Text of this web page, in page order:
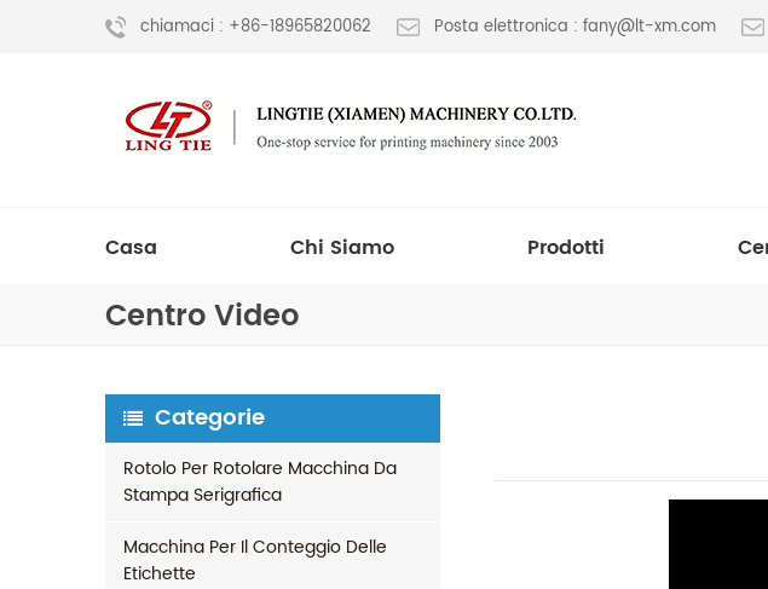
chiamaci : +86-18965820062 Posta elettronica : fany@lt-xm.com
Casa Chi Siamo Prodotti
Centro Video
Categorie
Rotolo Per Rotolare Macchina Da
Stampa Serigrafica
Macchina Per Il Conteggio Delle
Etichette